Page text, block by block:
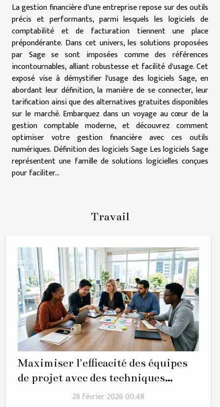
La gestion financière d'une entreprise repose sur des outils
précis et performants, parmi lesquels les logiciels de
comptabilité et de facturation tiennent une place
prépondérante. Dans cet univers, les solutions proposées
par Sage se sont imposées comme des références
incontournables, alliant robustesse et facilité d'usage. Cet
exposé vise à démystifier l'usage des logiciels Sage, en
abordant leur définition, la manière de se connecter, leur
tarification ainsi que des alternatives gratuites disponibles
sur le marché. Embarquez dans un voyage au cœur de la
gestion comptable moderne, et découvrez comment
optimiser votre gestion financière avec ces outils
numériques. Définition des logiciels Sage Les logiciels Sage
représentent une famille de solutions logicielles conçues
pour faciliter...
Travail
Maximiser l'efficacité des équipes
de projet avec des techniques
28 février 2026 00:48